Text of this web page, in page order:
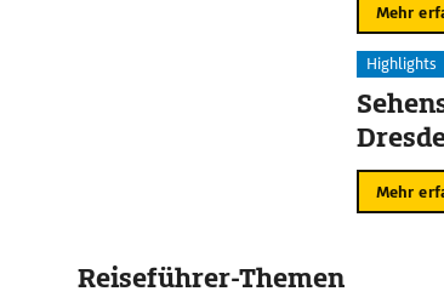
Mehr
Highlights
Mehr
Reiseführer-Themen